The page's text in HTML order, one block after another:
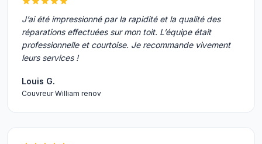
J’ai été impressionné par la rapidité et la qualité des
réparations effectuées sur mon toit. L’équipe était
professionnelle et courtoise. Je recommande vivement
leurs services !
Louis G.
Couvreur William renov